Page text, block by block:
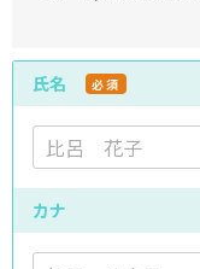
氏名 必須
カナ